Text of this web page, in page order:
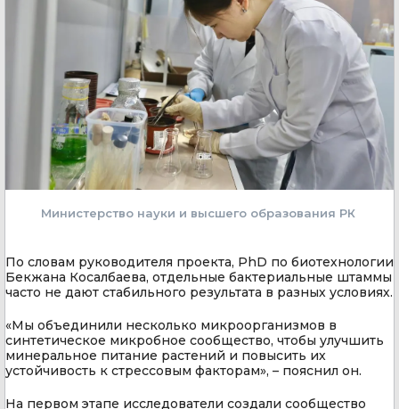
Министерство науки и высшего образования РК
По словам руководителя проекта, PhD по биотехнологии
Бекжана Косалбаева, отдельные бактериальные штаммы
часто не дают стабильного результата в разных условиях.
«Мы объединили несколько микроорганизмов в
синтетическое микробное сообщество, чтобы улучшить
минеральное питание растений и повысить их
устойчивость к стрессовым факторам», – пояснил он.
На первом этапе исследователи создали сообщество